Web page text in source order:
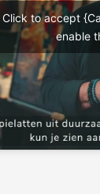
Click to accept
enable